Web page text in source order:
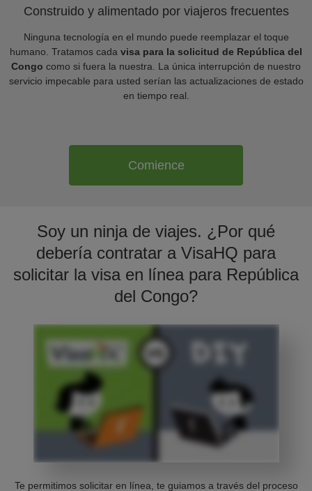
Construido y alimentado por viajeros frecuentes
Ninguna tecnología en el mundo puede reemplazar el toque
humano. Tratamos cada visa para la solicitud de República del
Congo como si fuera la nuestra. La única interrupción de nuestro
servicio impecable para usted serían las actualizaciones de estado
en tiempo real.
Comience
Soy un ninja de viajes. ¿Por qué
debería contratar a VisaHQ para
solicitar la visa en línea para República
del Congo?
Te permitimos solicitar en línea, te guiamos a través del proceso